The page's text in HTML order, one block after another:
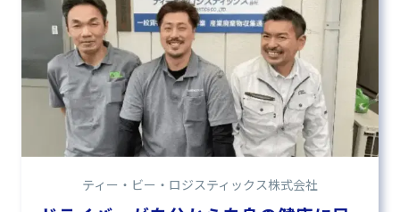
ティー・ビー・ロジスティックス株式会社